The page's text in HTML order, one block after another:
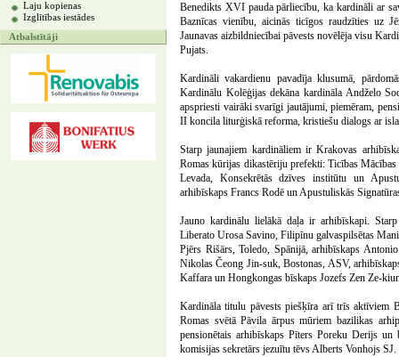
Laju kopienas
Izglītības iestādes
Atbalstītāji
Benedikts XVI pauda pārliecību, ka kardināli ar
Baznīcas vienību, aicinās ticīgos raudzīties uz
Jaunavas aizbildniecībai pāvests novēlēja visu
Pujats.
Kardināli vakardienu pavadīja klusumā,
Kardinālu Kolēģijas dekāna kardināla Andželo
apspriesti vairāki svarīgi jautājumi, piemēram,
II koncila liturģiskā reforma, kristiešu dialogs ar
Starp jaunajiem kardināliem ir Krakovas
Romas kūrijas dikastēriju prefekti: Ticības
Levada, Konsekrētās dzīves institūtu un
arhibīskaps Francs Rodē un Apustuliskās
Jauno kardinālu lielākā daļa ir arhibīskapi.
Liberato Urosa Savino, Filipīnu galvaspilsētas
Pjērs Rišārs, Toledo, Spānijā, arhibīskaps
Nikolas Čeong Jin-suk, Bostonas, ASV,
Kaffara un Hongkongas bīskaps Jozefs Zen Ze-
Kardināla titulu pāvests piešķīra arī trīs aktīviem
Romas svētā Pāvila ārpus mūriem bazilikas
pensionētais arhibīskaps Pīters Poreku Derijs
komisijas sekretārs jezuītu tēvs Alberts Vonhojs SJ.